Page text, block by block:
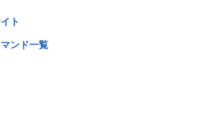
ト
ンド一覧